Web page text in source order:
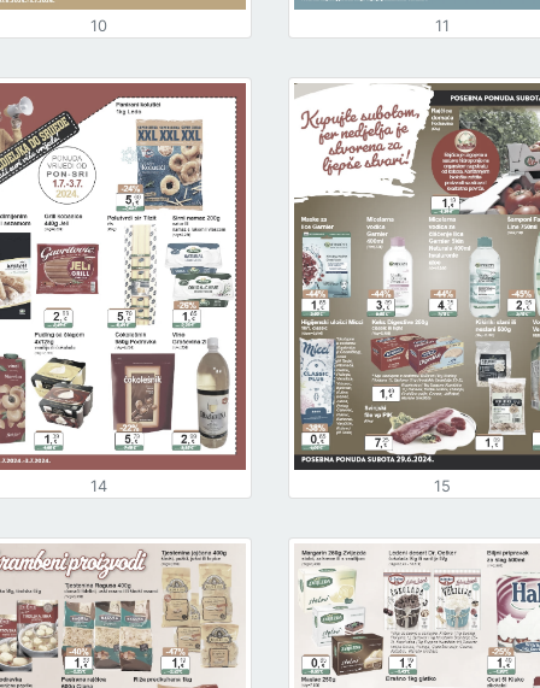
10 11
14 15